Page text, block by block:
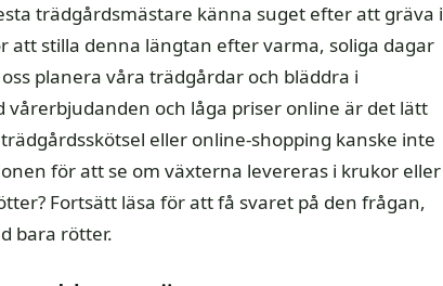
trädgårdsmästare känna suget efter att gräva i
att stilla denna längtan efter varma, soliga dagar
planera våra trädgårdar och bläddra i
och låga priser online är det lätt
eller online-shopping kanske inte
för att se om växterna levereras i krukor eller
Fortsätt läsa för att få svaret på den frågan,
bara rötter.